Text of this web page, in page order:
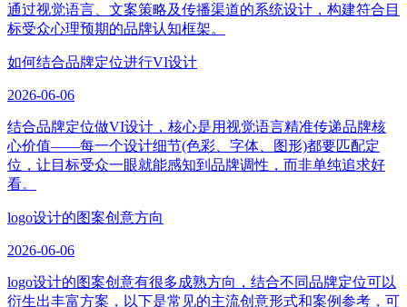
通过视觉语言、文案策略及传播渠道的系统设计，构建符合目
标受众心理预期的品牌认知框架。
如何结合品牌定位进行VI设计
2026-06-06
结合品牌定位做VI设计，核心是用视觉语言精准传递品牌核
心价值——每一个设计细节(色彩、字体、图形)都要匹配定
位，让目标受众一眼就能感知到品牌调性，而非单纯追求好
看。
logo设计的图案创意方向
2026-06-06
logo设计的图案创意有很多成熟方向，结合不同品牌定位可以
衍生出丰富方案，以下是常见的主流创意形式和案例参考，可